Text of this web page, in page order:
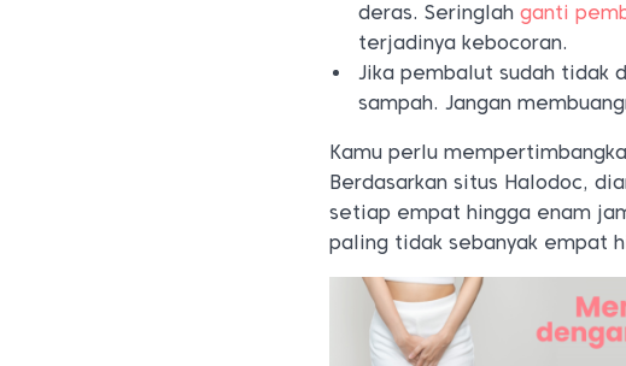
deras. Seringlahganti
terjadinya kebocoran.
Jika pembalut sudah tidak
sampah. Jangan
Kamu perlu
Berdasarkan situs Halodoc,
setiap empat hingga enam
paling tidak sebanyak empat